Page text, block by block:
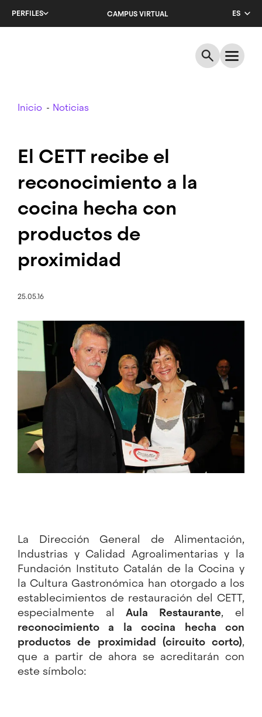
PERFILES CAMPUS VIRTUAL
ES
EN
Breadcrumb
Inicio Noticias
El CETT recibe el
reconocimiento a la
cocina hecha con
productos de
proximidad
25.05.16
Imagen
La Dirección General de Alimentación,
Industrias y Calidad Agroalimentarias y la
Fundación Instituto Catalán de la Cocina y
la Cultura Gastronómica han otorgado a los
establecimientos de restauración del CETT,
especialmente al Aula Restaurante, el
reconocimiento a la cocina hecha con
productos de proximidad (circuito corto),
que a partir de ahora se acreditarán con
este símbolo: